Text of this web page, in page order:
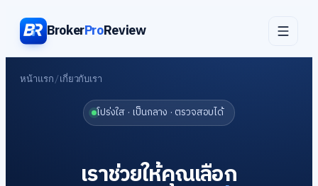
BrokerProReview
หน้าแรก/เกี่ยวกับเรา
โปร่งใส · เป็นกลาง · ตรวจสอบได้
เราช่วยให้คุณเลือก